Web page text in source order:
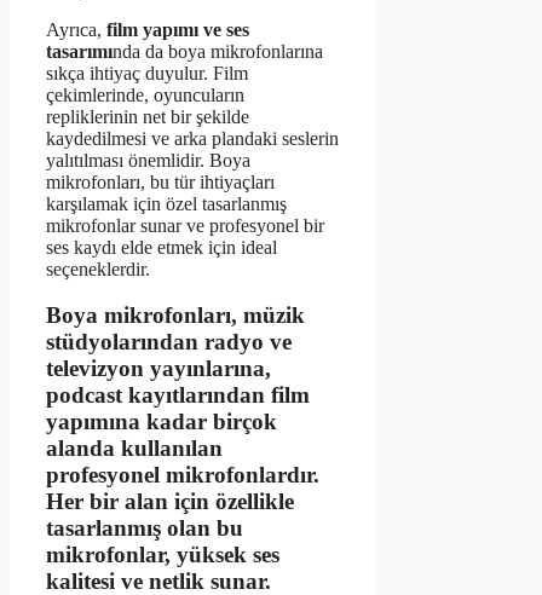
Ayrıca, film yapımı ve ses
tasarımında da boya mikrofonlarına
sıkça ihtiyaç duyulur. Film
çekimlerinde, oyuncuların
repliklerinin net bir şekilde
kaydedilmesi ve arka plandaki seslerin
yalıtılması önemlidir. Boya
mikrofonları, bu tür ihtiyaçları
karşılamak için özel tasarlanmış
mikrofonlar sunar ve profesyonel bir
ses kaydı elde etmek için ideal
seçeneklerdir.
Boya mikrofonları, müzik
stüdyolarından radyo ve
televizyon yayınlarına,
podcast kayıtlarından film
yapımına kadar birçok
alanda kullanılan
profesyonel mikrofonlardır.
Her bir alan için özellikle
tasarlanmış olan bu
mikrofonlar, yüksek ses
kalitesi ve netlik sunar.